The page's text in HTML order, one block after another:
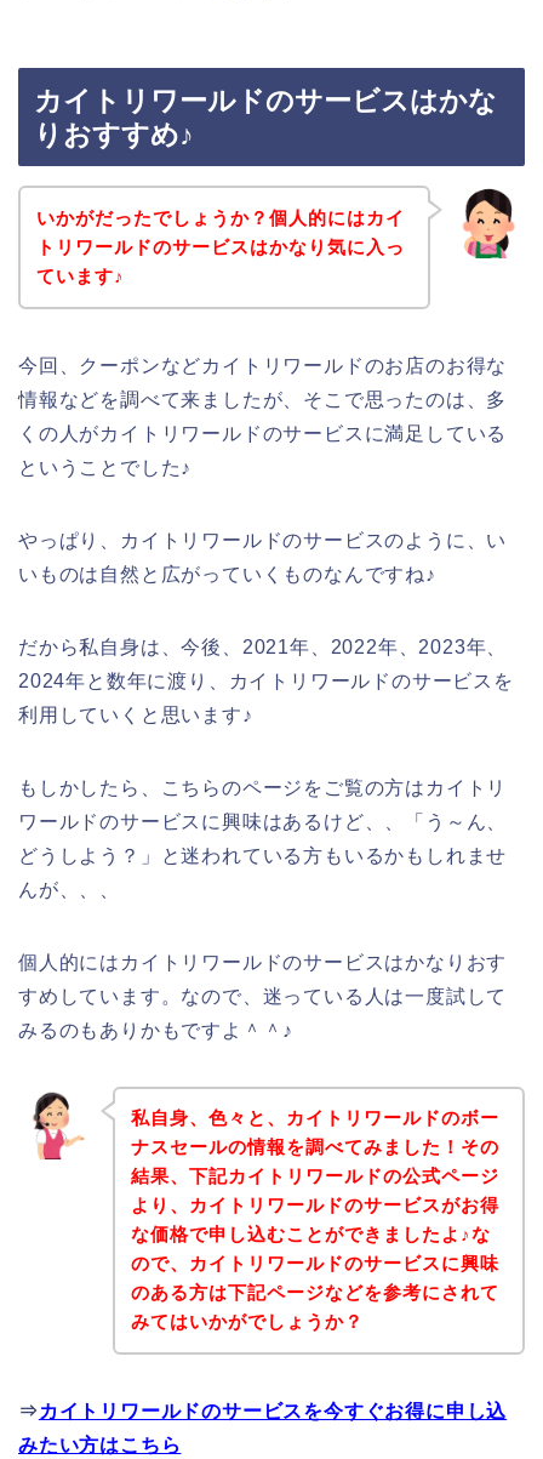
カイトリワールドのサービスはかな
りおすすめ♪
いかがだったでしょうか？個人的にはカイ
トリワールドのサービスはかなり気に入っ
ています♪
今回、クーポンなどカイトリワールドのお店のお得な
情報などを調べて来ましたが、そこで思ったのは、多
くの人がカイトリワールドのサービスに満足している
ということでした♪
やっぱり、カイトリワールドのサービスのように、い
いものは自然と広がっていくものなんですね♪
だから私自身は、今後、2021年、2022年、2023年、
2024年と数年に渡り、カイトリワールドのサービスを
利用していくと思います♪
もしかしたら、こちらのページをご覧の方はカイトリ
ワールドのサービスに興味はあるけど、、「う～ん、
どうしよう？」と迷われている方もいるかもしれませ
んが、、、
個人的にはカイトリワールドのサービスはかなりおす
すめしています。なので、迷っている人は一度試して
みるのもありかもですよ＾＾♪
私自身、色々と、カイトリワールドのボー
ナスセールの情報を調べてみました！その
結果、下記カイトリワールドの公式ページ
より、カイトリワールドのサービスがお得
な価格で申し込むことができましたよ♪な
ので、カイトリワールドのサービスに興味
のある方は下記ページなどを参考にされて
みてはいかがでしょうか？
⇒ カイトリワールドのサービスを今すぐお得に申し込
みたい方はこちら